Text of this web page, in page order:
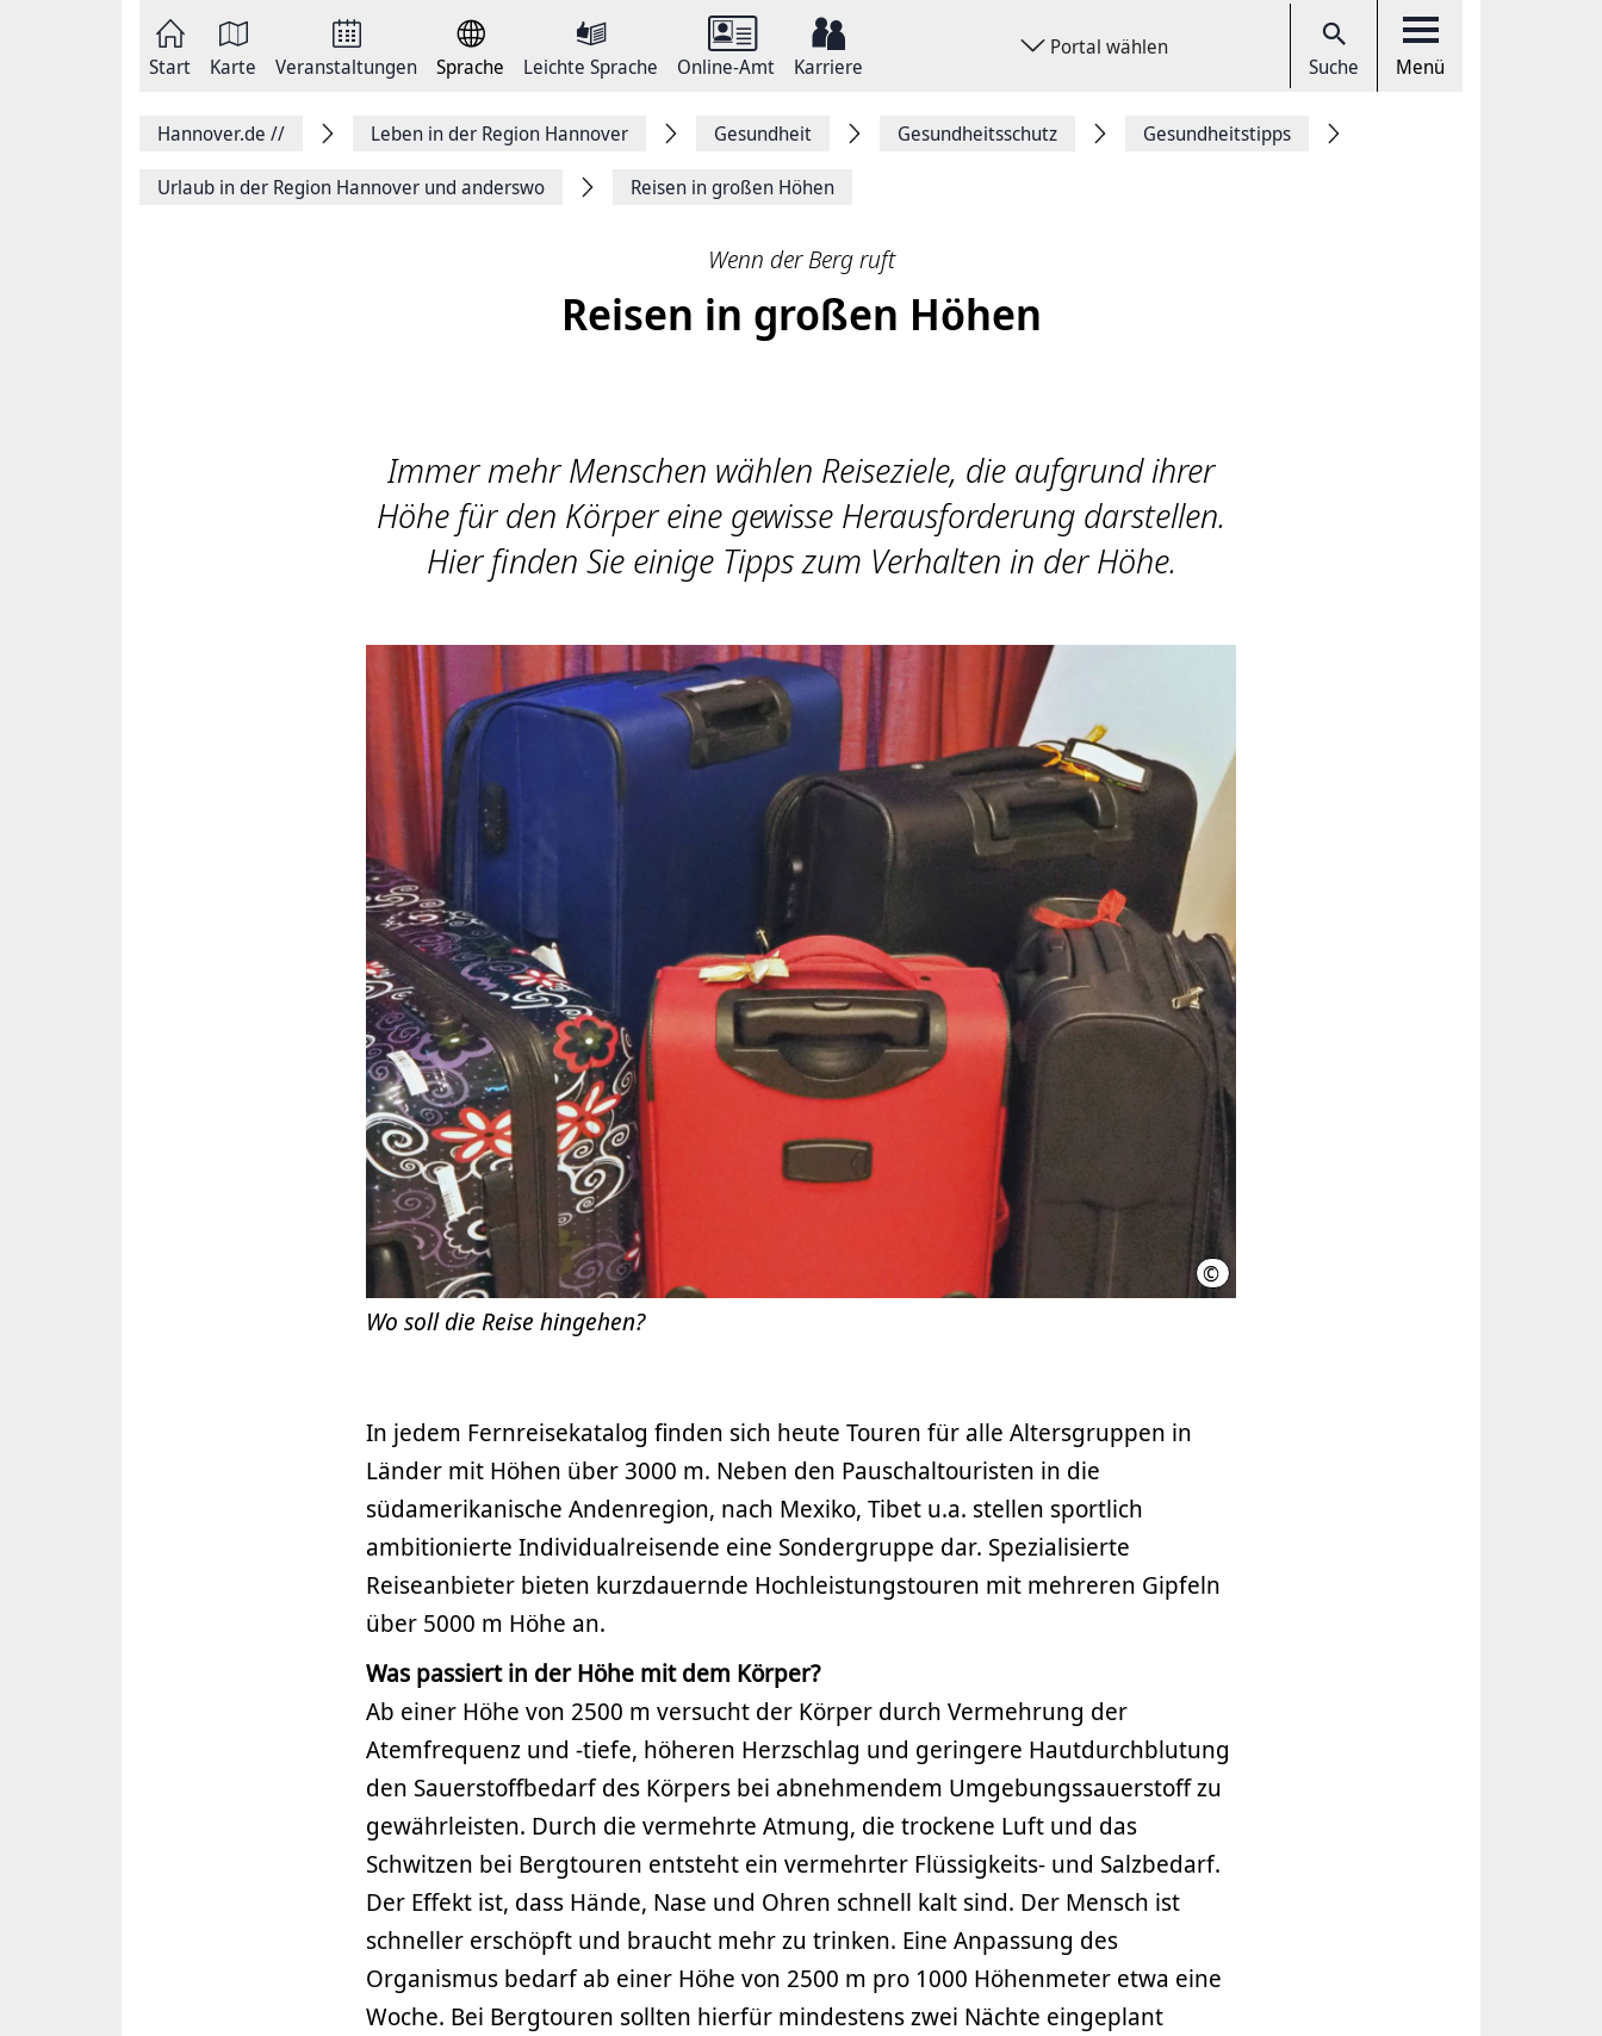
Start Karte Veranstaltungen Sprache Leichte Sprache Online-Amt Karriere
Portal wählen
Suche Menü
Hannover.de // Leben in der Region Hannover Gesundheit Gesundheitsschutz Gesundheitstipps
Urlaub in der Region Hannover und anderswo Reisen in großen Höhen
Wenn der Berg ruft
Reisen in großen Höhen
Immer mehr Menschen wählen Reiseziele, die aufgrund ihrer
Höhe für den Körper eine gewisse Herausforderung darstellen.
Hier finden Sie einige Tipps zum Verhalten in der Höhe.
© Region Hannover, Liebenthal
Wo soll die Reise hingehen?
In jedem Fernreisekatalog finden sich heute Touren für alle Altersgruppen in
Länder mit Höhen über 3000 m. Neben den Pauschaltouristen in die
südamerikanische Andenregion, nach Mexiko, Tibet u.a. stellen sportlich
ambitionierte Individualreisende eine Sondergruppe dar. Spezialisierte
Reiseanbieter bieten kurzdauernde Hochleistungstouren mit mehreren Gipfeln
über 5000 m Höhe an.
Was passiert in der Höhe mit dem Körper?
Ab einer Höhe von 2500 m versucht der Körper durch Vermehrung der
Atemfrequenz und -tiefe, höheren Herzschlag und geringere Hautdurchblutung
den Sauerstoffbedarf des Körpers bei abnehmendem Umgebungssauerstoff zu
gewährleisten. Durch die vermehrte Atmung, die trockene Luft und das
Schwitzen bei Bergtouren entsteht ein vermehrter Flüssigkeits- und Salzbedarf.
Der Effekt ist, dass Hände, Nase und Ohren schnell kalt sind. Der Mensch ist
schneller erschöpft und braucht mehr zu trinken. Eine Anpassung des
Organismus bedarf ab einer Höhe von 2500 m pro 1000 Höhenmeter etwa eine
Woche. Bei Bergtouren sollten hierfür mindestens zwei Nächte eingeplant